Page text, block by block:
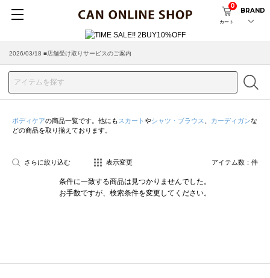
カート
0
BRAND
2026/03/18 ■店舗受け取りサービスのご案内
ボディケアの商品一覧です。他にも スカート やシャツ・ブラウス カーディガンな
どの商品を取り揃えております。
さらに絞り込む 表示変更 アイテム数： 件
条件に一致する商品は見つかりませんでした。
お手数ですが、検索条件を変更してください。